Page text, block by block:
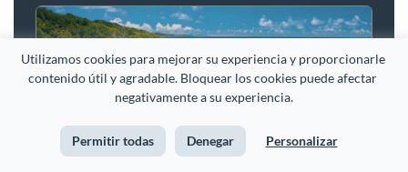
Utilizamos cookies para mejorar su experiencia y proporcionarle
contenido útil y agradable. Bloquear los cookies puede afectar
negativamente a su experiencia.
Permitir todas Denegar Personalizar